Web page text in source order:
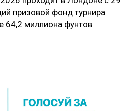
призовой фонд турнира
64,2 миллиона фунтов